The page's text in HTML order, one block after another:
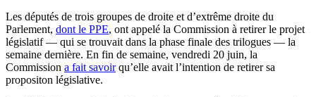
Les députés de trois groupes de droite et d’extrême droite du
Parlement, dont le PPE, ont appelé la Commission à retirer le projet
législatif — qui se trouvait dans la phase finale des trilogues — la
semaine dernière. En fin de semaine, vendredi 20 juin, la
Commission a fait savoirqu’elle avait l’intention de retirer sa
propositon législative.